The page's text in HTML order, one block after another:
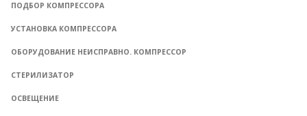
ПОДБОР КОМПРЕССОРА
УСТАНОВКА КОМПРЕССОРА
ОБОРУДОВАНИЕ НЕИСПРАВНО. КОМПРЕССОР
СТЕРИЛИЗАТОР
ОСВЕЩЕНИЕ